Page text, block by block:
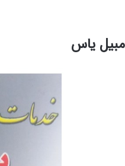
یاس